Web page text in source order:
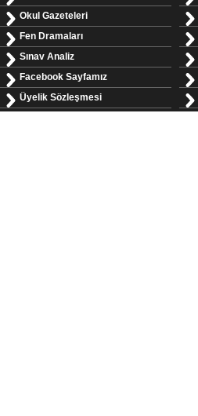
Okul Gazeteleri
Fen Dramaları
Sınav Analiz
Facebook Sayfamız
Üyelik Sözleşmesi